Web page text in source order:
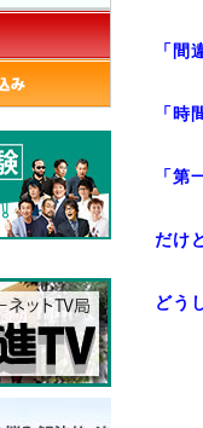
「間
「時
「
だけ
どう